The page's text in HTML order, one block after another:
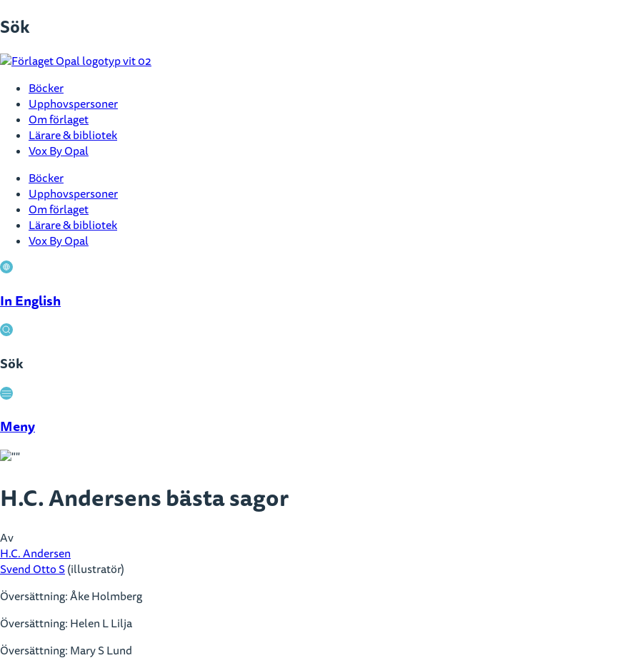
till
Sök
Böcker
Upphovspersoner
Om förlaget
Lärare & bibliotek
Vox By Opal
Böcker
Upphovspersoner
Om förlaget
Lärare & bibliotek
Vox By Opal
In English
Sök
Stäng
Meny
H.C. Andersens bästa sagor
Av
H.C. Andersen
Svend Otto S(illustratör)
Översättning:Åke Holmberg
Översättning: Helen L Lilja
Översättning: Mary S Lund